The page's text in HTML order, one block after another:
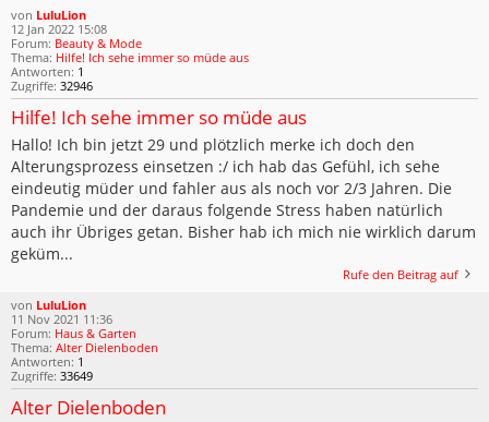
von LuluLion
12 Jan 2022 15:08
Forum: Beauty & Mode
Thema: Hilfe! Ich sehe immer so müde aus
Antworten: 1
Zugriffe: 32946
Hilfe! Ich sehe immer so müde aus
Hallo! Ich bin jetzt 29 und plötzlich merke ich doch den
Alterungsprozess einsetzen :/ ich hab das Gefühl, ich sehe
eindeutig müder und fahler aus als noch vor 2/3 Jahren. Die
Pandemie und der daraus folgende Stress haben natürlich
auch ihr Übriges getan. Bisher hab ich mich nie wirklich darum
geküm...
Rufe den Beitrag auf
von LuluLion
11 Nov 2021 11:36
Forum: Haus & Garten
Thema: Alter Dielenboden
Antworten: 1
Zugriffe: 33649
Alter Dielenboden